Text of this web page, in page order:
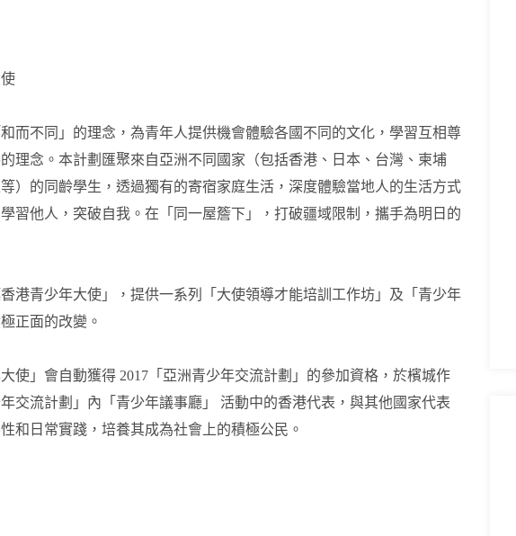
而不同」的理念，為青年人提供機會體驗各國不同的文化，學習互相尊
理念。本計劃匯聚來自亞洲不同國家（包括香港、日本、台灣、柬埔
）的同齡學生，透過獨有的寄宿家庭生活，深度體驗當地人的生活方式
習他人，突破自我。在「同一屋簷下」，打破疆域限制，攜手為明日的
港青少年大使」，提供一系列「大使領導才能培訓工作坊」及「青少年
正面的改變。
使」會自動獲得 2017「亞洲青少年交流計劃」的參加資格，於檳城作
交流計劃」內「青少年議事廳」 活動中的香港代表，與其他國家代表
和日常實踐，培養其成為社會上的積極公民。